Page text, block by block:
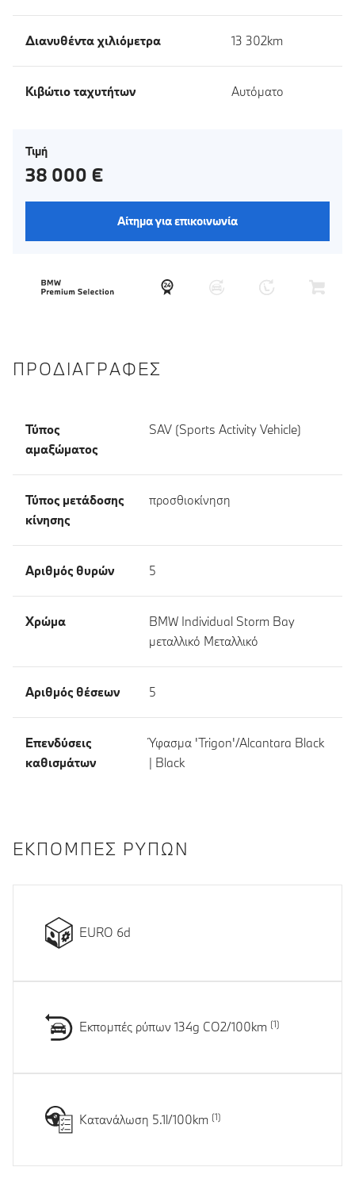
Διανυθέντα χιλιόμετρα 13 302km
Κιβώτιο ταχυτήτων Αυτόματο
Τιμή
38 000 €
Αίτημα για επικοινωνία
ΠΡΟΔΙΑΓΡΑΦΈΣ
Τύπος
αμαξώματος
SAV (Sports Activity Vehicle)
Τύπος μετάδοσης
κίνησης
προσθιοκίνηση
Αριθμός θυρών 5
Χρώμα
BMW Individual Storm Bay
μεταλλικό Μεταλλικό
Αριθμός θέσεων 5
Επενδύσεις
καθισμάτων
Ύφασμα 'Trigon'/Alcantara Black
| Black
ΕΚΠΟΜΠΈΣ ΡΎΠΩΝ
EURO 6d
Εκπομπές ρύπων 134g CO2/100km
Κατανάλωση 5.1l/100km